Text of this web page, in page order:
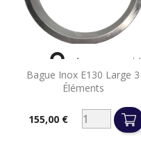
Bague Inox E130 Large 3
Éléments
Prix155,00 €
 Aperçu rapide